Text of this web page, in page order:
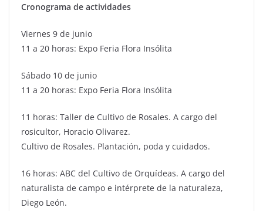
Cronograma de actividades
Viernes 9 de junio
11 a 20 horas: Expo Feria Flora Insólita
Sábado 10 de junio
11 a 20 horas: Expo Feria Flora Insólita
11 horas: Taller de Cultivo de Rosales. A cargo del
rosicultor, Horacio Olivarez.
Cultivo de Rosales. Plantación, poda y cuidados.
16 horas: ABC del Cultivo de Orquídeas. A cargo del
naturalista de campo e intérprete de la naturaleza,
Diego León.